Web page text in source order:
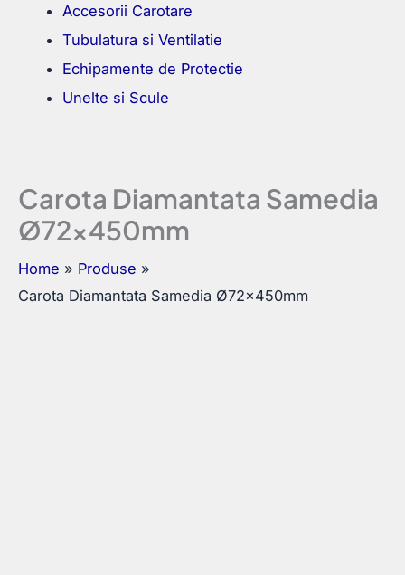
Accesorii Carotare
Tubulatura si Ventilatie
Echipamente de Protectie
Unelte si Scule
Carota Diamantata Samedia
Ø72x450mm
Home
Produse
Carota Diamantata Samedia Ø72x450mm